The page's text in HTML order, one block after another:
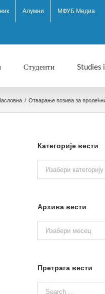
Алумни МФУБ Медиа
Студенти Studies
/ Отварање позива за
Категорије вести
вести
Архива вести
вести
Претрага вести